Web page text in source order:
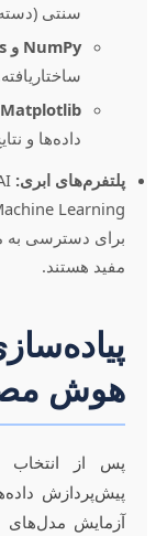
سنتی
NumPy و Pandas:
Matplotlib و Seaborn:
داده‌ها و
پلتفرم‌های ابری:
Learning
مفید هستند.
هوش
پس از انتخاب
پیش‌پردازش
آزمایش